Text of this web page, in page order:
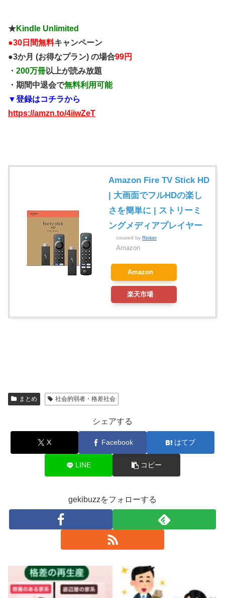
★Kindle Unlimited
●30日間無料キャンペーン
●3か月 (お得なプラン) の場合99円
・ 200万冊以上が読み放題
・期間中退会で無料利用可能
▼登録はコチラから
https://amzn.to/4iiwZeT
Amazon Fire TV Stick HD
| 大画面でフルHDの楽し
さを簡単に | ストリーミ
ングメディアプレイヤー
created by Rinker
Amazon
Amazon
楽天市場
まとめ 社会的弱者・格差社会
シェアする
X Facebook はてブ
LINE コピー
gekibuzzをフォローする